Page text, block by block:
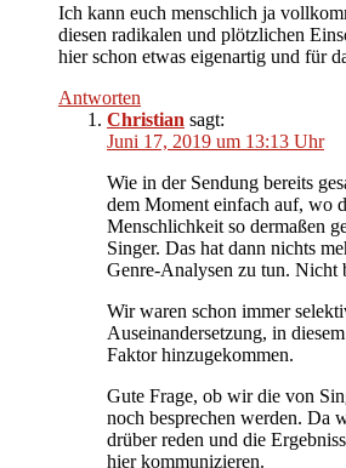
Ich kann euch menschlich ja
diesen radikalen und plötzlichen
hier schon etwas eigenartig und für
Antworten
Christian sagt:
Juni 17, 2019 um 13:13 Uhr
Wie in der Sendung bereits
dem Moment einfach auf, wo
Menschlichkeit so dermaßen
Singer. Das hat dann nichts
Genre-Analysen zu tun. Nicht
Wir waren schon immer
Auseinandersetzung, in
Faktor hinzugekommen.
Gute Frage, ob wir die von
noch besprechen werden. Da
drüber reden und die
hier kommunizieren.